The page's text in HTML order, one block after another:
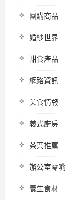
團購商品
婚紗世界
甜食產品
網路資訊
美食情報
義式廚房
茶葉推薦
辦公室零嘴
養生食材